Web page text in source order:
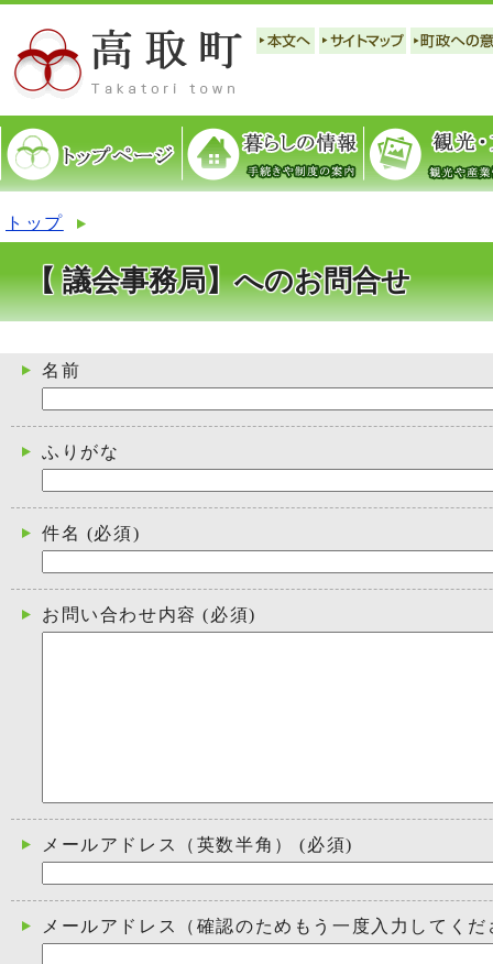
トップ
【 議会事務局】へのお問合せ
名前
ふりがな
件名 (必須)
お問い合わせ内容 (必須)
メールアドレス（英数半角） (必須)
メールアドレス（確認のためもう一度入力してくだ